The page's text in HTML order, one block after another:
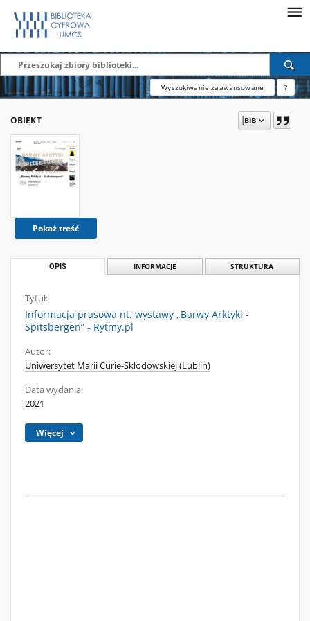
Wyszukiwanie zaawansowane ?
OBIEKT
Pokaż treść
OPIS INFORMACJE STRUKTURA
Tytuł:
Informacja prasowa nt. wystawy „Barwy Arktyki -
Spitsbergen” - Rytmy.pl
Autor:
Uniwersytet Marii Curie-Skłodowskiej (Lublin)
Data wydania:
2021
Więcej